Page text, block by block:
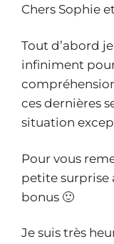
Chers Sophie
Tout d’abord
infiniment
ces dernières
situation
Pour vous
petite surprise
bonus 🙂
Je suis très